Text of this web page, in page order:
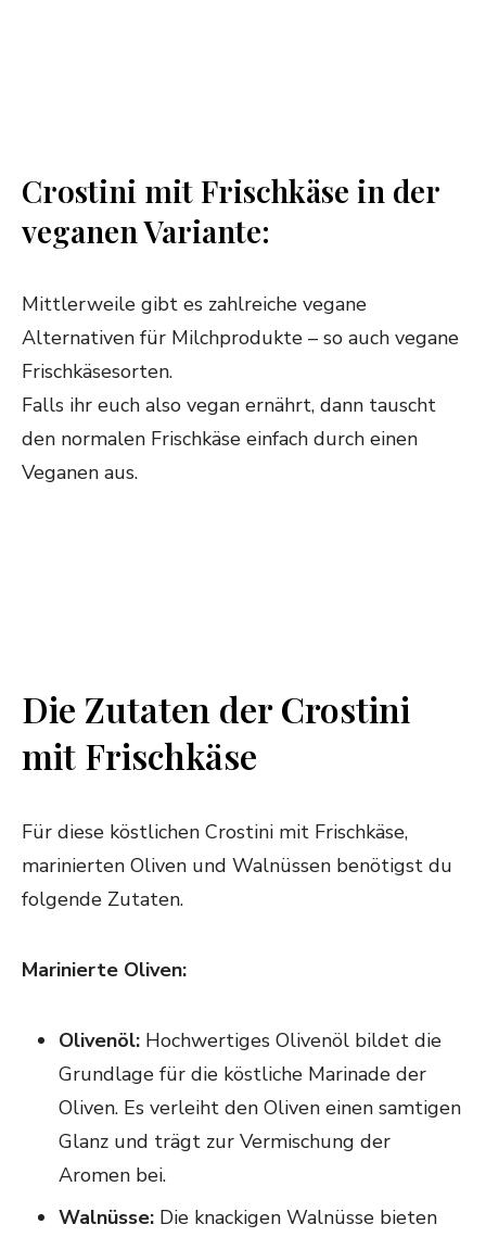
Crostini mit Frischkäse in der
veganen Variante:
Mittlerweile gibt es zahlreiche vegane
Alternativen für Milchprodukte – so auch vegane
Frischkäsesorten.
Falls ihr euch also vegan ernährt, dann tauscht
den normalen Frischkäse einfach durch einen
Veganen aus.
Die Zutaten der Crostini
mit Frischkäse
Für diese köstlichen Crostini mit Frischkäse,
marinierten Oliven und Walnüssen benötigst du
folgende Zutaten.
Marinierte Oliven:
Olivenöl: Hochwertiges Olivenöl bildet die
Grundlage für die köstliche Marinade der
Oliven. Es verleiht den Oliven einen samtigen
Glanz und trägt zur Vermischung der
Aromen bei.
Walnüsse: Die knackigen Walnüsse bieten